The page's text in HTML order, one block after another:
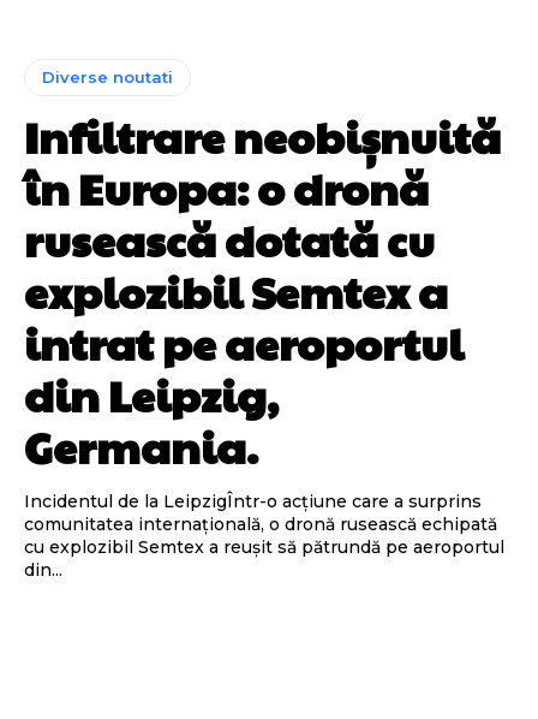
Diverse noutati
Infiltrare neobișnuită
în Europa: o dronă
rusească dotată cu
explozibil Semtex a
intrat pe aeroportul
din Leipzig,
Germania.
Incidentul de la LeipzigÎntr-o acțiune care a surprins
comunitatea internațională, o dronă rusească echipată
cu explozibil Semtex a reușit să pătrundă pe aeroportul
din...